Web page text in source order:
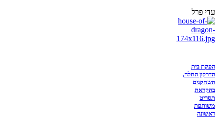
עדי פרל
הפקת בית
הדרקון החלה,
השחקנים
בהקראת
תסריט
משותפת
ראשונה